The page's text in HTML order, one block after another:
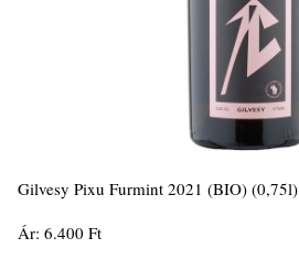
Gilvesy Pixu Furmint 2021 (BIO) (0,75l)
Ár: 6.400 Ft